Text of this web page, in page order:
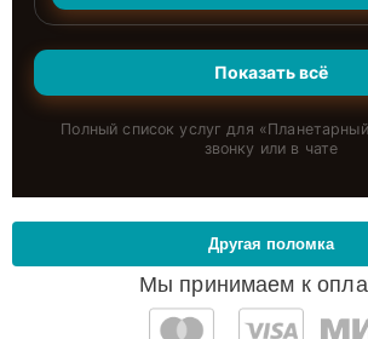
Показать всё
Полный список услуг для «
звонку или в чате
Мы принимаем к
Другая поломка